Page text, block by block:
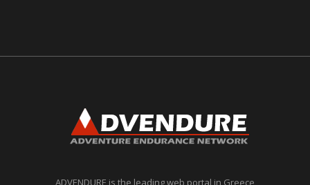
ADVENDURE is the leading web portal in Greece